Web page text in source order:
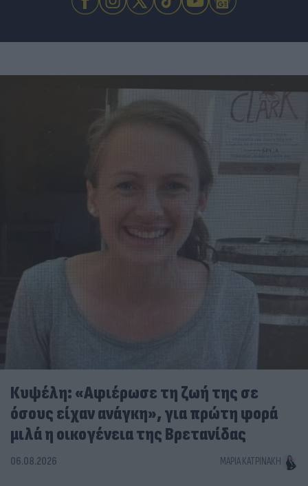
Κυψέλη: «Αφιέρωσε τη ζωή της σε
όσους είχαν ανάγκη», για πρώτη φορά
μιλά η οικογένεια της Βρετανίδας
06.08.2026 ΜΑΡΊΑ ΚΑΤΡΙΝΆΚΗ